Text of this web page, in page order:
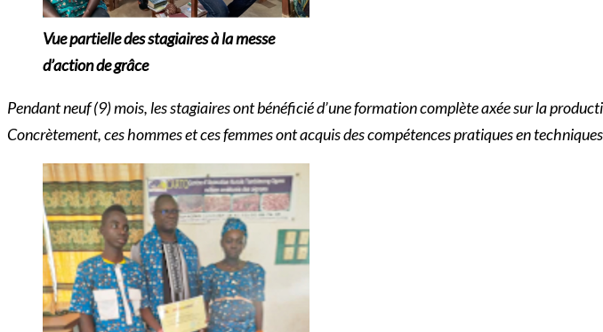
Vue partielle des stagiaires à la messe
d’action de grâce
Pendant neuf (9) mois, les stagiaires ont bénéficié d’une formation complète axée sur la
Concrètement, ces hommes et ces femmes ont acquis des compétences pratiques en